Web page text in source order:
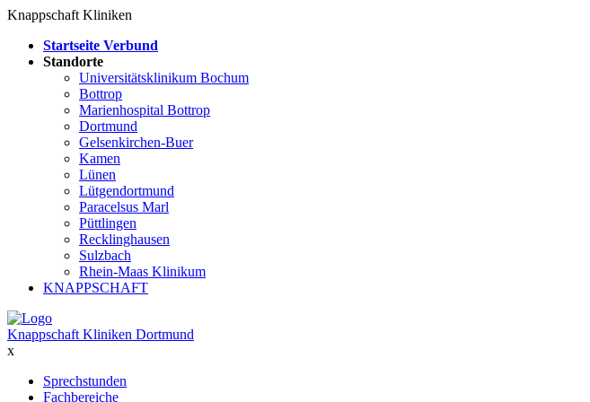
Knappschaft Kliniken
Startseite Verbund
Standorte
Universitätsklinikum Bochum
Bottrop
Marienhospital Bottrop
Dortmund
Gelsenkirchen-Buer
Kamen
Lünen
Lütgendortmund
Paracelsus Marl
Püttlingen
Recklinghausen
Sulzbach
Rhein-Maas Klinikum
KNAPPSCHAFT
Knappschaft Kliniken Dortmund
x
Sprechstunden
Fachbereiche